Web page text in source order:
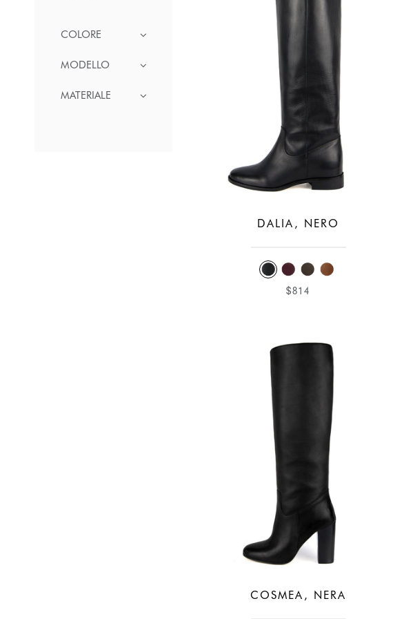
-15% ORA e ottieni il -30% sul tuo prossimo ordine
COLORE
MODELLO
MATERIALE
DALIA, NERO
$814
COSMEA, NERA